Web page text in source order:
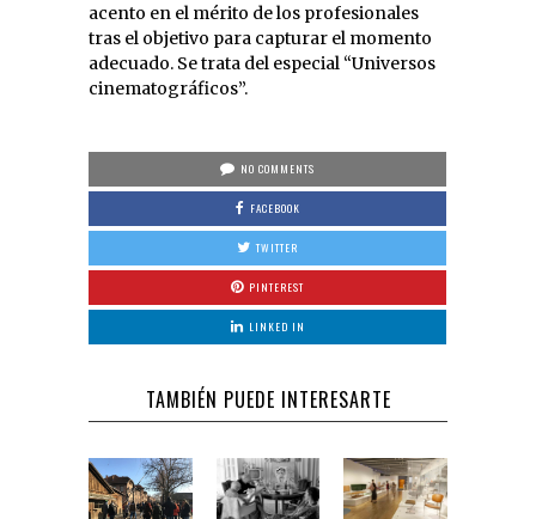
acento en el mérito de los profesionales
tras el objetivo para capturar el momento
adecuado. Se trata del especial “Universos
cinematográficos”.
NO COMMENTS
FACEBOOK
TWITTER
PINTEREST
LINKED IN
TAMBIÉN PUEDE INTERESARTE